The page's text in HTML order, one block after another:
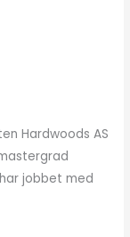
Hardwoods AS
jobbet med